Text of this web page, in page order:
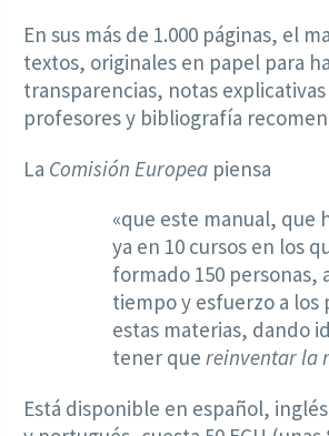
En sus más de 1.000 páginas, el
textos, originales en papel para
transparencias, notas
profesores y bibliografía
La Comisión Europea piensa
«que este manual, que
ya en 10 cursos en los
formado 150 personas,
tiempo y esfuerzo a los
estas materias, dando
tener que reinventar la
Está disponible en español,